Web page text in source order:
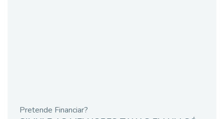
Pretende Financiar?